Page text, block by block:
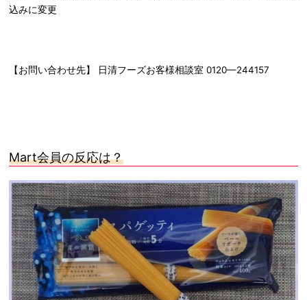
込みに変更
【お問い合わせ先】 日清フーズお客様相談室 0120—244157
Mart会員の反応は？